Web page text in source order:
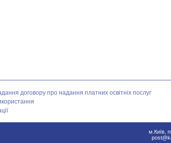
договору про надання платних освітніх послуг
м.Київ,